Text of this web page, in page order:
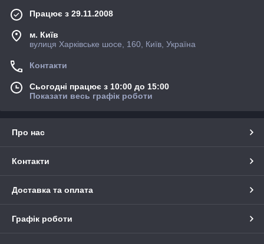
Працює з 29.11.2008
м. Київ
вулиця Харківське шосе, 160, Київ, Україна
Контакти
Сьогодні працює з 10:00 до 15:00
Показати весь графік роботи
Про нас
Контакти
Доставка та оплата
Графік роботи